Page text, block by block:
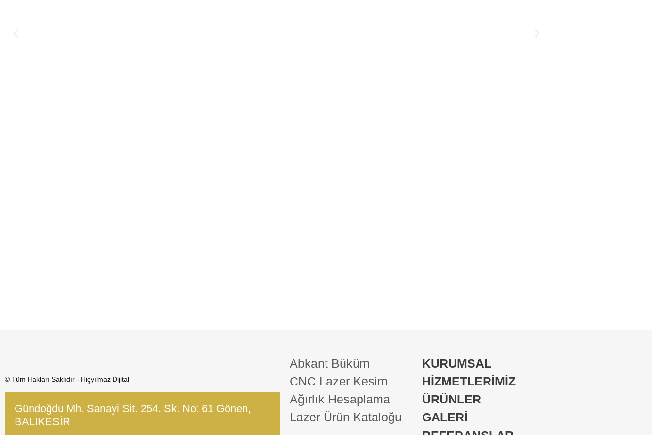
© Tüm Hakları Saklıdır - Hiçyılmaz Dijital
Gündoğdu Mh. Sanayi Sit. 254. Sk. No: 61 Gönen,
BALIKESİR
Abkant Büküm
CNC Lazer Kesim
Ağırlık Hesaplama
Lazer Ürün Kataloğu
KURUMSAL
HİZMETLERİMİZ
ÜRÜNLER
GALERİ